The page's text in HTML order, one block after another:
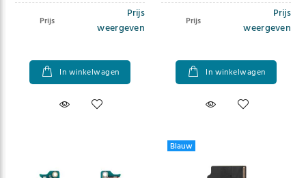
Prijs
Prijs
weergeven
In winkelwagen
Prijs
Prijs
weergeven
In winkelwagen
Blauw